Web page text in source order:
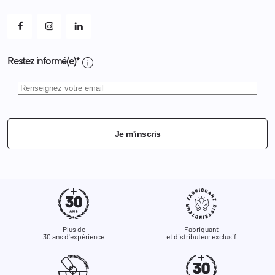
Restez informé(e)* info
Je m'inscris
Plus de
30 ans d'expérience
Fabriquant
et distributeur exclusif